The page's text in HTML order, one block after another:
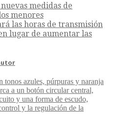
medidas de
menores
las horas de transmisión
lugar de aumentar las